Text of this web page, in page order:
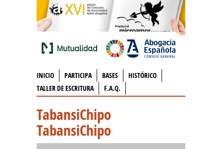
INICIO PARTICIPA BASES
HISTÓRICO
TALLER DE ESCRITURA
F.A.Q.
TabansiChipo
TabansiChipo